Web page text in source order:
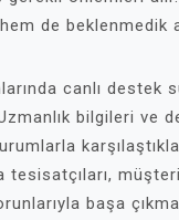
de beklenmedik
canlı destek
bilgileri ve
tesisatçıları,
başa